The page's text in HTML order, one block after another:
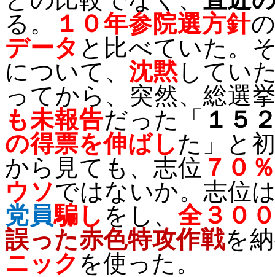
る。
１０年参院選方針
データ と比べていた。
について、沈黙してい
ってから、突然、総選
も未報告だった「 １５
の得票を伸ばした」と
から見ても、志位 ７０
ウソではないか。志位
党員騙し をし、全３０
誤った赤色特攻作戦を
ニック を使った。